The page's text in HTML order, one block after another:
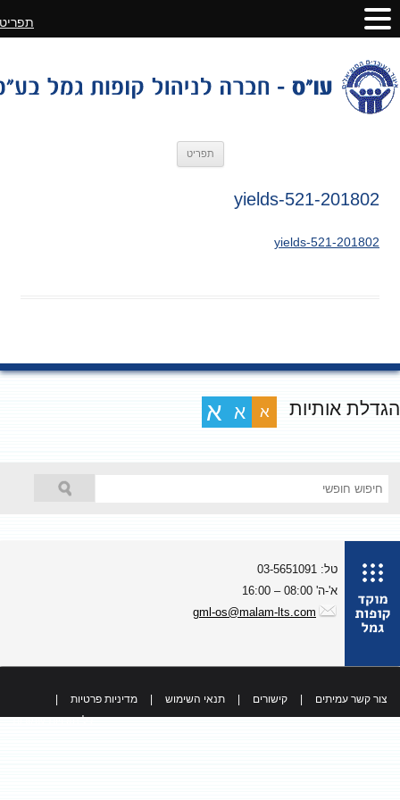
תפריט
201802-yields-521
201802-yields-521
אותיות א א א
טל: 03-5651091
א'-ה' 08:00 – 16:00
gml-os@malam-lts.com
צור קשר עמיתים קישורים תנאי השימוש מדיניות פרטיות
כל הזכויות שמורות
תפריט